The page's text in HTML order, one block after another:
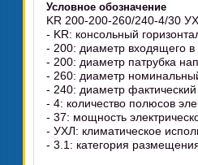
Условное обозначение
KR 200-200-260/240-4/30
- KR: консольный
- 200: диаметр входящего
- 200: диаметр патрубка
- 260: диаметр
- 240: диаметр
- 4: количество полюсов
- 37: мощность
- УХЛ: климатическое
- 3.1: категория